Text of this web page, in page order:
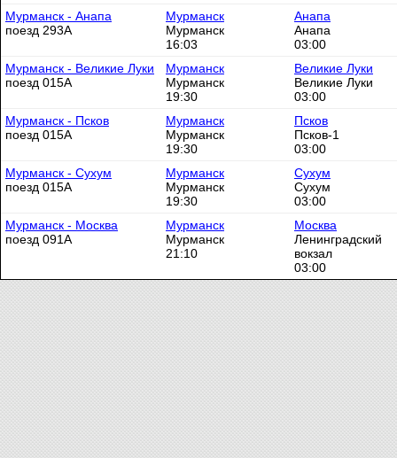
Мурманск - Анапа
поезд 293А
Мурманск
Мурманск
16:03
Анапа
Анапа
03:00
Мурманск - Великие Луки
поезд 015А
Мурманск
Мурманск
19:30
Великие Луки
Великие Луки
03:00
Мурманск - Псков
поезд 015А
Мурманск
Мурманск
19:30
Псков
Псков-1
03:00
Мурманск - Сухум
поезд 015А
Мурманск
Мурманск
19:30
Сухум
Сухум
03:00
Мурманск - Москва
поезд 091А
Мурманск
Мурманск
21:10
Москва
Ленинградский
вокзал
03:00